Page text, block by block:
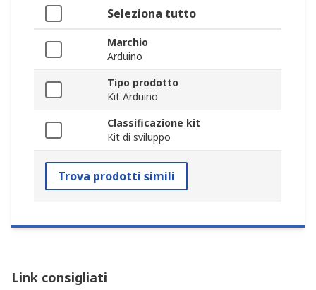
Seleziona tutto
Marchio
Arduino
Tipo prodotto
Kit Arduino
Classificazione kit
Kit di sviluppo
Trova prodotti simili
Link consigliati